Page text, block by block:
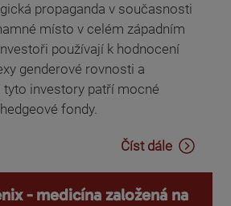
propaganda v současnosti
místo v celém západním
používají k hodnocení
genderové rovnosti a
tyto investory patří mocné
fondy.
Číst dále
- medicína založená na